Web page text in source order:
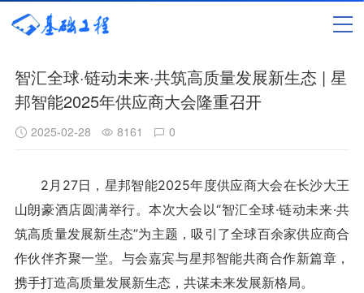
智汇全球·链动未来·共筑高质量发展新生态 | 星
邦智能2025年供应商大会隆重召开
2025-02-28 8161 0
2月27日，星邦智能2025年度供应商大会在长沙大王
山朗豪酒店圆满举行。本次大会以“智汇全球·链动未来·共
筑高质量发展新生态”为主题，吸引了全球百余家供应商合
作伙伴齐聚一堂。与会嘉宾与星邦智能共商合作新篇章，
携手打造高质量发展新生态，共谋未来发展新格局。